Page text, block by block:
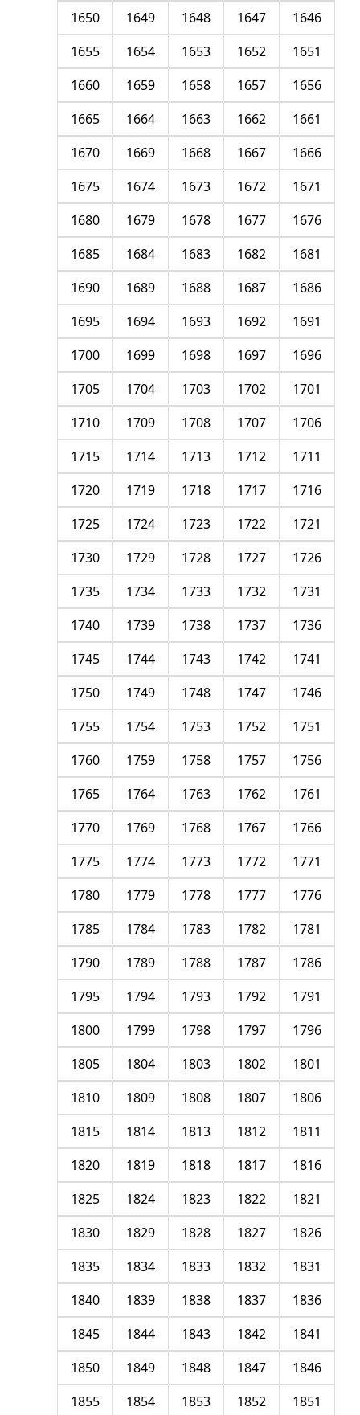
1646
1647
1648
1649
1650
1651
1652
1653
1654
1655
1656
1657
1658
1659
1660
1661
1662
1663
1664
1665
1666
1667
1668
1669
1670
1671
1672
1673
1674
1675
1676
1677
1678
1679
1680
1681
1682
1683
1684
1685
1686
1687
1688
1689
1690
1691
1692
1693
1694
1695
1696
1697
1698
1699
1700
1701
1702
1703
1704
1705
1706
1707
1708
1709
1710
1711
1712
1713
1714
1715
1716
1717
1718
1719
1720
1721
1722
1723
1724
1725
1726
1727
1728
1729
1730
1731
1732
1733
1734
1735
1736
1737
1738
1739
1740
1741
1742
1743
1744
1745
1746
1747
1748
1749
1750
1751
1752
1753
1754
1755
1756
1757
1758
1759
1760
1761
1762
1763
1764
1765
1766
1767
1768
1769
1770
1771
1772
1773
1774
1775
1776
1777
1778
1779
1780
1781
1782
1783
1784
1785
1786
1787
1788
1789
1790
1791
1792
1793
1794
1795
1796
1797
1798
1799
1800
1801
1802
1803
1804
1805
1806
1807
1808
1809
1810
1811
1812
1813
1814
1815
1816
1817
1818
1819
1820
1821
1822
1823
1824
1825
1826
1827
1828
1829
1830
1831
1832
1833
1834
1835
1836
1837
1838
1839
1840
1841
1842
1843
1844
1845
1846
1847
1848
1849
1850
1851
1852
1853
1854
1855